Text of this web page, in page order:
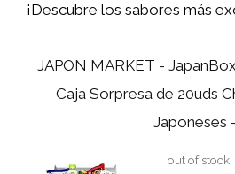
¡Descubre los sabores más
JAPON MARKET -
Caja Sorpresa de 20uds
Japoneses -
out of stock